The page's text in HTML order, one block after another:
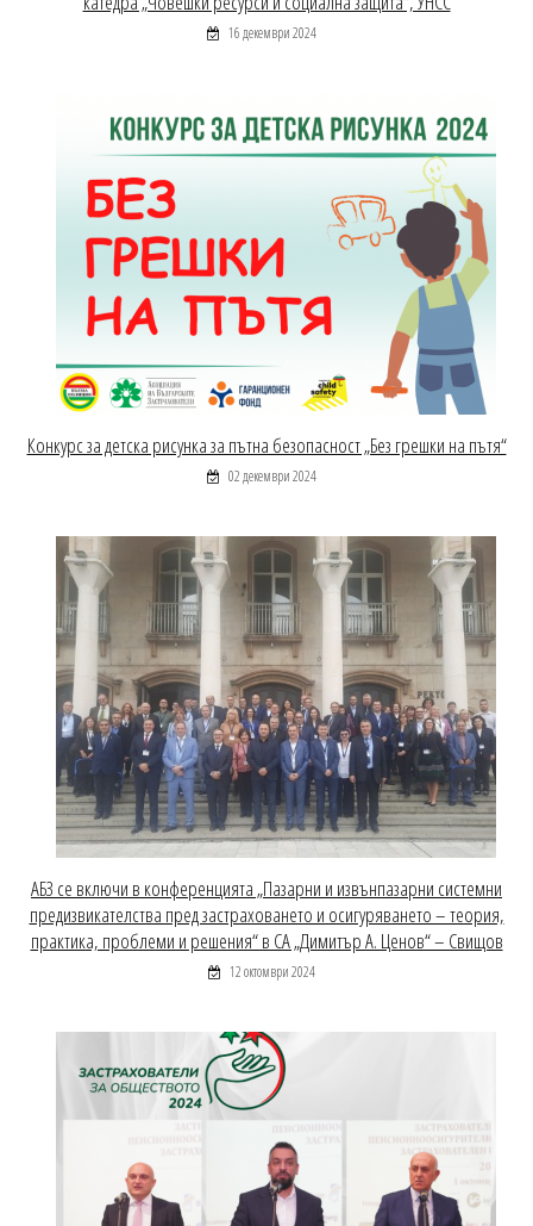
16 декември 2024
Конкурс за детска рисунка за пътна безопасност „Без грешки на пътя“
02 декември 2024
АБЗ се включи в конференцията „Пазарни и извънпазарни системни
предизвикателства пред застраховането и осигуряването – теория,
практика, проблеми и решения“ в СА „Димитър А. Ценов“ – Свищов
12 октомври 2024